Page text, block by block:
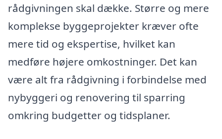
rådgivningen skal dække. Større og mere
komplekse byggeprojekter kræver ofte
mere tid og ekspertise, hvilket kan
medføre højere omkostninger. Det kan
være alt fra rådgivning i forbindelse med
nybyggeri og renovering til sparring
omkring budgetter og tidsplaner.